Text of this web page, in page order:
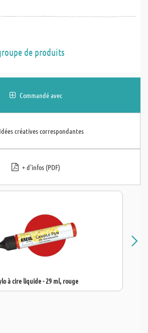
de produits
Commandé avec
Idées créatives correspondantes
+ d'infos (PDF)
à cire liquide - 29 ml, rouge